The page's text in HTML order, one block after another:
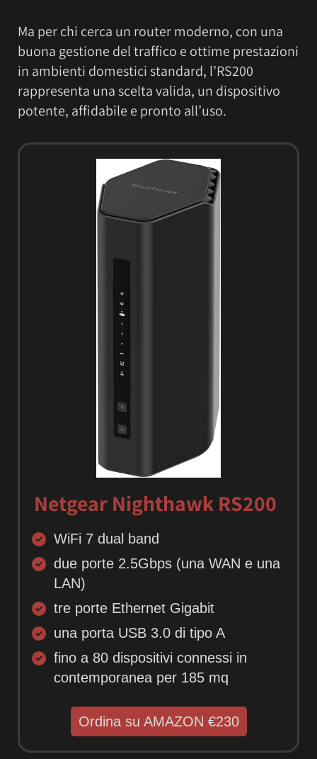
Ma per chi cerca un router moderno, con una
buona gestione del traffico e ottime prestazioni
in ambienti domestici standard, l’RS200
rappresenta una scelta valida, un dispositivo
potente, affidabile e pronto all’uso.
Netgear Nighthawk RS200
WiFi 7 dual band
due porte 2.5Gbps (una WAN e una
LAN)
tre porte Ethernet Gigabit
una porta USB 3.0 di tipo A
fino a 80 dispositivi connessi in
contemporanea per 185 mq
Ordina su AMAZON €230